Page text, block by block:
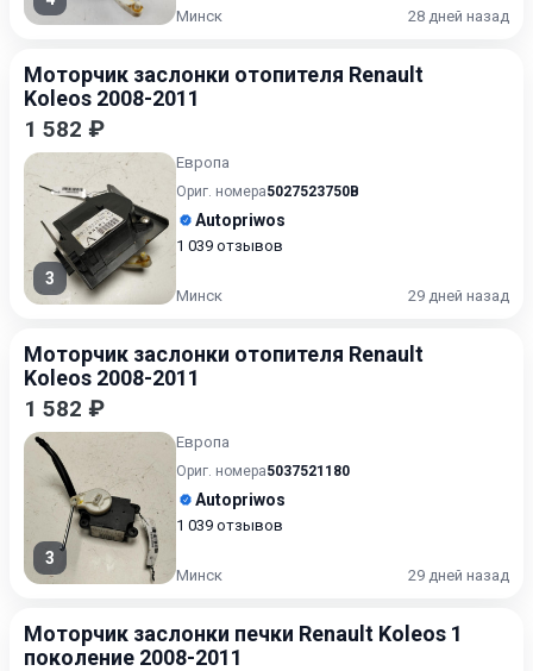
Минск 28 дней назад
Моторчик заслонки отопителя Renault
Koleos 2008-2011
1 582 ₽
3
Европа
Ориг. номера5027523750B
Autopriwos
1 039 отзывов
Минск 29 дней назад
Моторчик заслонки отопителя Renault
Koleos 2008-2011
1 582 ₽
3
Европа
Ориг. номера5037521180
Autopriwos
1 039 отзывов
Минск 29 дней назад
Моторчик заслонки печки Renault Koleos 1
поколение 2008-2011